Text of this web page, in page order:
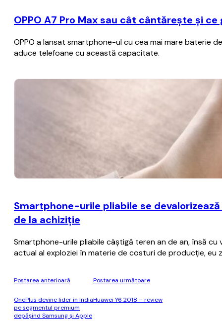
OPPO A7 Pro Max sau cât cântărește și
OPPO a lansat smartphone-ul cu cea mai mare baterie
aduce telefoane cu această capacitate.
Smartphone-urile pliabile se
de la achiziţie
Smartphone-urile pliabile câştigă teren an de an, însă
actual al exploziei în materie de costuri de producţie,
Postarea anterioară
OnePlus devine lider în India
pe segmentul premium
depăşind Samsung şi Apple
Postarea următoare
Huawei Y6 2018 – review